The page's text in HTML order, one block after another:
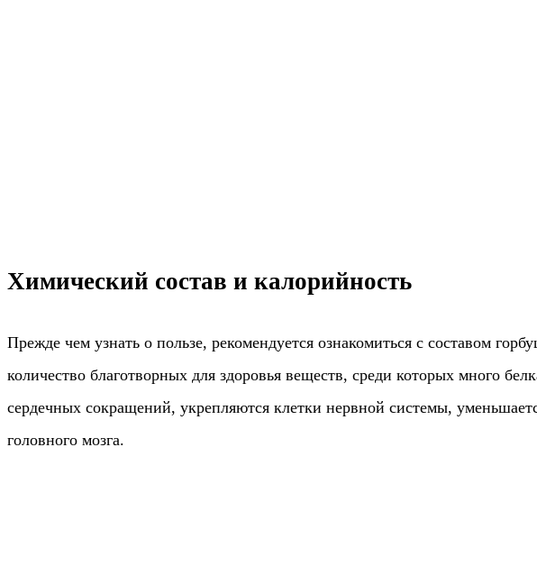
Химический состав и калорийность
Прежде чем узнать о пользе, рекомендуется ознакомиться с составом
количество благотворных для здоровья веществ, среди которых много
сердечных сокращений, укрепляются клетки нервной системы,
головного мозга.